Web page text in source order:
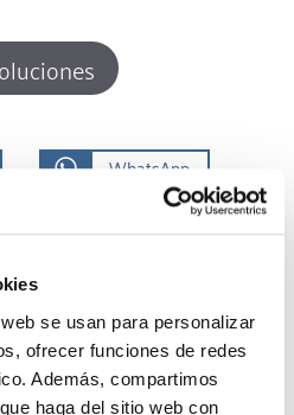
se usan para personalizar
ofrecer funciones de redes
Además, compartimos
haga del sitio web con
WhatsApp
Print